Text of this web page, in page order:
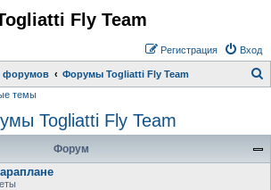
Fly Team
Вход
Регистрация
форумов Форумы Togliatti Fly Team
с
темы
Togliatti Fly Team
Форум